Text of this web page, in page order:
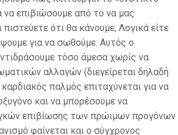
να επιβιώσουμε από το να μας
ότι θα κάνουμε; Λογικά είτε
για να σωθούμε. Αυτός ο
τόσο άμεσα χωρίς να
αλλαγών (διεγείρεται δηλαδή
παλμός επιταχύνεται για να
και να μπορέσουμε να
επιβίωσης των πρώιμων προγόνων
φαίνεται και ο σύγχρονος